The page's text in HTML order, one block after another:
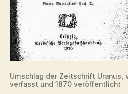
Umschlag der Zeitschrift Uranus,
verfasst und 1870 veröffentlicht